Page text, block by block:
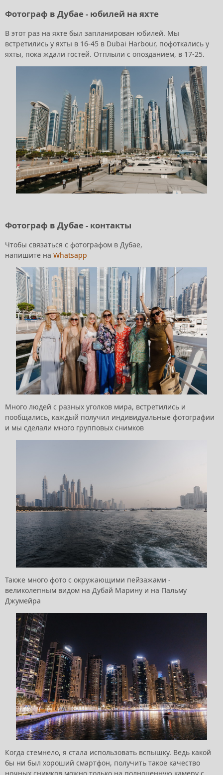
Фотограф в Дубае - юбилей на яхте
В этот раз на яхте был запланирован юбилей. Мы
встретились у яхты в 16-45 в Dubai Harbour, пофоткались у
яхты, пока ждали гостей. Отплыли с опозданием, в 17-25.
Фотограф в Дубае - контакты
Чтобы связаться с фотографом в Дубае,
напишите на Whatsapp
Много людей с разных уголков мира, встретились и
пообщались, каждый получил индивидуальные фотографии
и мы сделали много групповых снимков
Также много фото с окружающими пейзажами -
великолепным видом на Дубай Марину и на Пальму
Джумейра
Когда стемнело, я стала использовать вспышку. Ведь какой
бы ни был хороший смартфон, получить такое качество